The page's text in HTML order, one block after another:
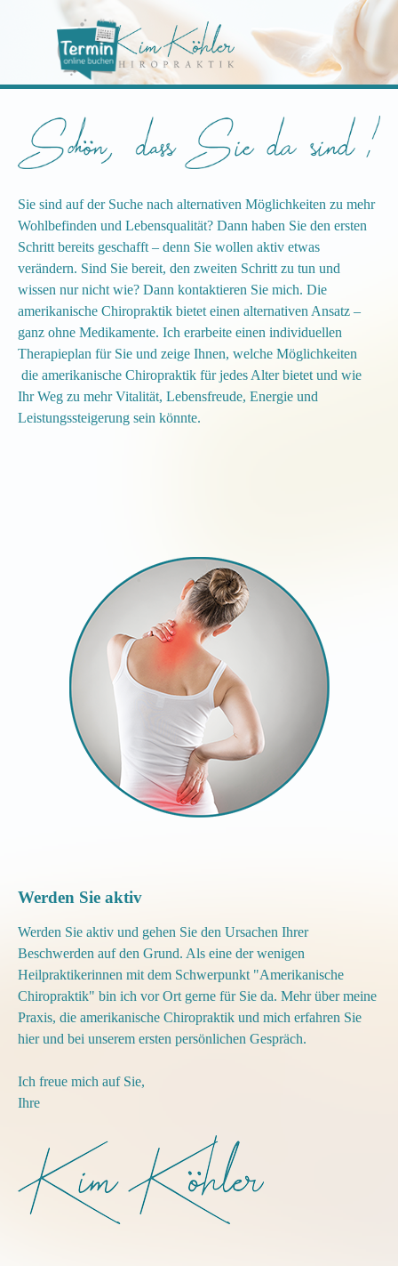
Direkt zum Seiteninhalt
Menü überspringen
Sie sind auf der Suche nach alternativen Möglichkeiten zu mehr
Wohlbefinden und Lebensqualität? Dann haben Sie den ersten
Schritt bereits geschafft – denn Sie wollen aktiv etwas
verändern. Sind Sie bereit, den zweiten Schritt zu tun und
wissen nur nicht wie? Dann kontaktieren Sie mich. Die
amerikanische Chiropraktik bietet einen alternativen Ansatz –
ganz ohne Medikamente. Ich erarbeite einen individuellen
Therapieplan für Sie und zeige Ihnen, welche Möglichkeiten
die amerikanische Chiropraktik für jedes Alter bietet und wie
Ihr Weg zu mehr Vitalität, Lebensfreude, Energie und
Leistungssteigerung sein könnte.
Werden Sie aktiv
Werden Sie aktiv und gehen Sie den Ursachen Ihrer
Beschwerden auf den Grund. Als eine der wenigen
Heilpraktikerinnen mit dem Schwerpunkt "Amerikanische
Chiropraktik" bin ich vor Ort gerne für Sie da. Mehr über meine
Praxis, die amerikanische Chiropraktik und mich erfahren Sie
hier und bei unserem ersten persönlichen Gespräch.
Ich freue mich auf Sie,
Ihre